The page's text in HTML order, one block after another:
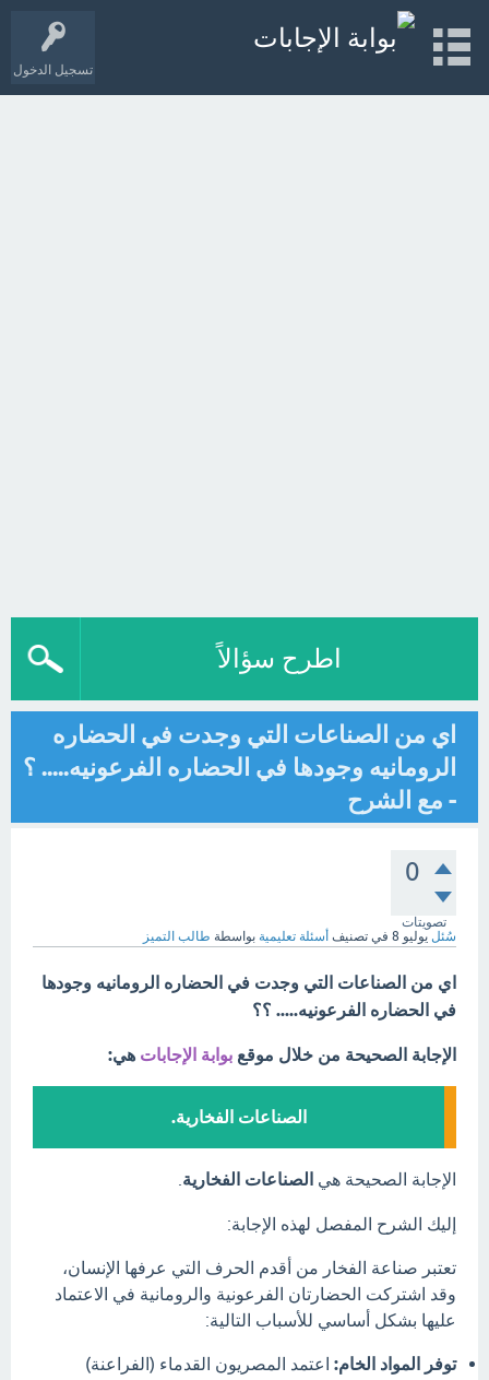
تسجيل الدخول
اطرح سؤالاً
اي من الصناعات التي وجدت في الحضاره
الرومانيه وجودها في الحضاره الفرعونيه..... ؟
- مع الشرح
0
تصويتات
سُئل يوليو 8 في تصنيف أسئلة تعليمية بواسطة طالب التميز
اي من الصناعات التي وجدت في الحضاره الرومانيه وجودها
في الحضاره الفرعونيه..... ؟؟
الإجابة الصحيحة من خلال موقع بوابة الإجابات هي:
الصناعات الفخارية.
الإجابة الصحيحة هي الصناعات الفخارية
إليك الشرح المفصل لهذه الإجابة:
تعتبر صناعة الفخار من أقدم الحرف التي عرفها الإنسان،
وقد اشتركت الحضارتان الفرعونية والرومانية في الاعتماد
عليها بشكل أساسي للأسباب التالية:
توفر المواد الخام: اعتمد المصريون القدماء (الفراعنة)